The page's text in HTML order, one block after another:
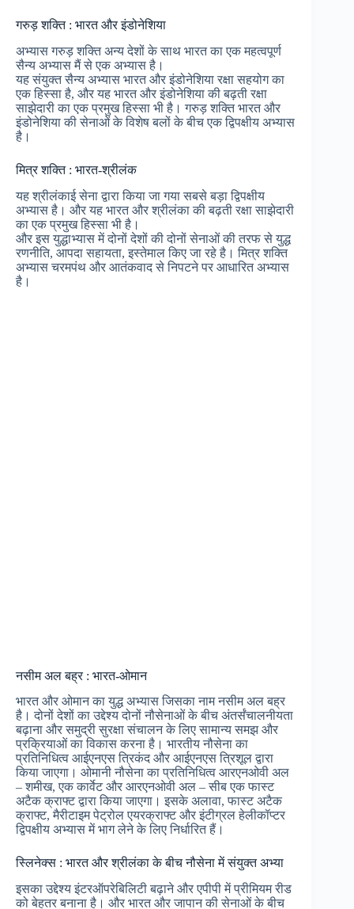
गरुड़ शक्ति : भारत और इंडोनेशिया
अभ्यास गरुड़ शक्ति अन्य देशों के साथ भारत का एक महत्वपूर्ण
सैन्य अभ्यास मैं से एक अभ्यास है।
यह संयुक्त सैन्य अभ्यास भारत और इंडोनेशिया रक्षा सहयोग का
एक हिस्सा है, और यह भारत और इंडोनेशिया की बढ़ती रक्षा
साझेदारी का एक प्रमुख हिस्सा भी है। गरुड़ शक्ति भारत और
इंडोनेशिया की सेनाओं के विशेष बलों के बीच एक द्विपक्षीय अभ्यास
है।
मित्र शक्ति : भारत-श्रीलंक
यह श्रीलंकाई सेना द्वारा किया जा गया सबसे बड़ा द्विपक्षीय
अभ्यास है। और यह भारत और श्रीलंका की बढ़ती रक्षा साझेदारी
का एक प्रमुख हिस्सा भी है।
और इस युद्धाभ्यास में दोनों देशों की दोनों सेनाओं की तरफ से युद्ध
रणनीति, आपदा सहायता, इस्तेमाल किए जा रहे है। मित्र शक्ति
अभ्यास चरमपंथ और आतंकवाद से निपटने पर आधारित अभ्यास
है।
नसीम अल बह्र : भारत-ओमान
भारत और ओमान का युद्ध अभ्यास जिसका नाम नसीम अल बह्र
है। दोनों देशों का उद्देश्य दोनों नौसेनाओं के बीच अंतर्संचालनीयता
बढ़ाना और समुद्री सुरक्षा संचालन के लिए सामान्य समझ और
प्रक्रियाओं का विकास करना है। भारतीय नौसेना का
प्रतिनिधित्व आईएनएस त्रिकंद और आईएनएस त्रिशूल द्वारा
किया जाएगा। ओमानी नौसेना का प्रतिनिधित्व आरएनओवी अल
– शमीख, एक कार्वेट और आरएनओवी अल – सीब एक फास्ट
अटैक क्राफ्ट द्वारा किया जाएगा। इसके अलावा, फास्ट अटैक
क्राफ्ट, मैरीटाइम पेट्रोल एयरक्राफ्ट और इंटीग्रल हेलीकॉप्टर
द्विपक्षीय अभ्यास में भाग लेने के लिए निर्धारित हैं।
स्लिनेक्स : भारत और श्रीलंका के बीच नौसेना में संयुक्त अभ्या
इसका उद्देश्य इंटरऑपरेबिलिटी बढ़ाने और एपीपी में प्रीमियम रीड
को बेहतर बनाना है। और भारत और जापान की सेनाओं के बीच